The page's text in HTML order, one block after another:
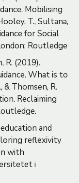
Mobilising
T., Sultana,
for Social
Routledge
R. (2019).
What is to
& Thomsen, R.
Reclaiming
and
reflexivity
with
i